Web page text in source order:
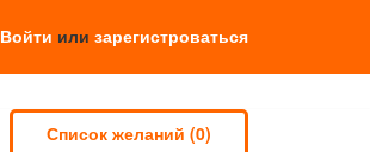
Войти или зарегистроваться
Список желаний (0)